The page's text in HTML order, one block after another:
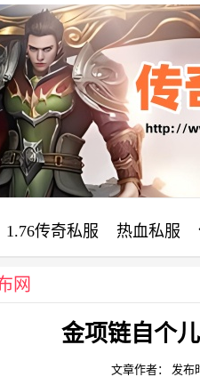
1.76传奇私服 热血私服
网
金项链自个
文章作者： 发布